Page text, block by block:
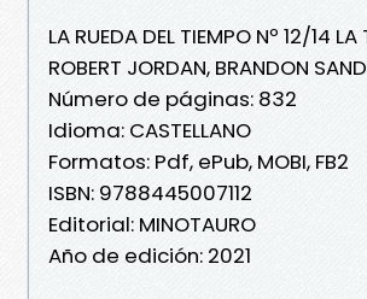
LA RUEDA DEL TIEMPO Nº 12/14
ROBERT JORDAN, BRANDON
Número de páginas: 832
Idioma: CASTELLANO
Formatos: Pdf, ePub, MOBI, FB2
ISBN: 9788445007112
Editorial: MINOTAURO
Año de edición: 2021